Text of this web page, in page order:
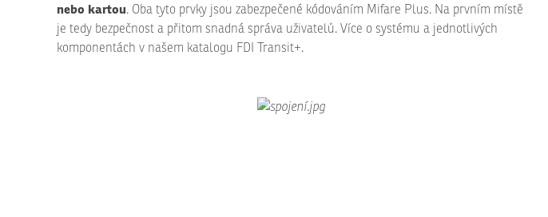
nebo kartou. Oba tyto prvky jsou zabezpečené kódováním Mifare Plus. Na prvním místě
je tedy bezpečnost a přitom snadná správa uživatelů. Více o systému a jednotlivých
komponentách v našem katalogu FDI Transit+.